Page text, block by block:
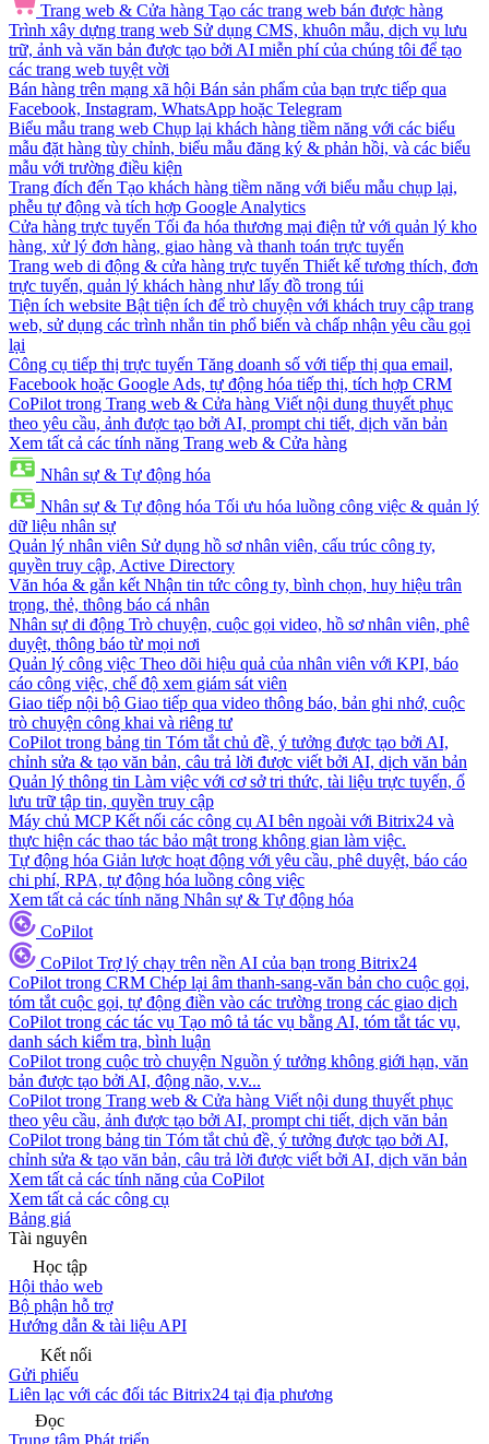
Trang web & Cửa hàng Tạo các trang web bán được hàng
Trình xây dựng trang web Sử dụng CMS, khuôn mẫu, dịch vụ lưu
trữ, ảnh và văn bản được tạo bởi AI miễn phí của chúng tôi để tạo
các trang web tuyệt vời
Bán hàng trên mạng xã hội Bán sản phẩm của bạn trực tiếp qua
Facebook, Instagram, WhatsApp hoặc Telegram
Biểu mẫu trang web Chụp lại khách hàng tiềm năng với các biểu
mẫu đặt hàng tùy chỉnh, biểu mẫu đăng ký & phản hồi, và các biểu
mẫu với trường điều kiện
Trang đích đến Tạo khách hàng tiềm năng với biểu mẫu chụp lại,
phễu tự động và tích hợp Google Analytics
Cửa hàng trực tuyến Tối đa hóa thương mại điện tử với quản lý kho
hàng, xử lý đơn hàng, giao hàng và thanh toán trực tuyến
Trang web di động & cửa hàng trực tuyến Thiết kế tương thích, đơn
trực tuyến, quản lý khách hàng như lấy đồ trong túi
Tiện ích website Bật tiện ích để trò chuyện với khách truy cập trang
web, sử dụng các trình nhắn tin phổ biến và chấp nhận yêu cầu gọi
lại
Công cụ tiếp thị trực tuyến Tăng doanh số với tiếp thị qua email,
Facebook hoặc Google Ads, tự động hóa tiếp thị, tích hợp CRM
CoPilot trong Trang web & Cửa hàng Viết nội dung thuyết phục
theo yêu cầu, ảnh được tạo bởi AI, prompt chi tiết, dịch văn bản
Xem tất cả các tính năng Trang web & Cửa hàng
Nhân sự & Tự động hóa
Nhân sự & Tự động hóa Tối ưu hóa luồng công việc & quản lý
dữ liệu nhân sự
Quản lý nhân viên Sử dụng hồ sơ nhân viên, cấu trúc công ty,
quyền truy cập, Active Directory
Văn hóa & gắn kết Nhận tin tức công ty, bình chọn, huy hiệu trân
trọng, thẻ, thông báo cá nhân
Nhân sự di động Trò chuyện, cuộc gọi video, hồ sơ nhân viên, phê
duyệt, thông báo từ mọi nơi
Quản lý công việc Theo dõi hiệu quả của nhân viên với KPI, báo
cáo công việc, chế độ xem giám sát viên
Giao tiếp nội bộ Giao tiếp qua video thông báo, bản ghi nhớ, cuộc
trò chuyện công khai và riêng tư
CoPilot trong bảng tin Tóm tắt chủ đề, ý tưởng được tạo bởi AI,
chỉnh sửa & tạo văn bản, câu trả lời được viết bởi AI, dịch văn bản
Quản lý thông tin Làm việc với cơ sở tri thức, tài liệu trực tuyến, ổ
lưu trữ tập tin, quyền truy cập
Máy chủ MCP Kết nối các công cụ AI bên ngoài với Bitrix24 và
thực hiện các thao tác bảo mật trong không gian làm việc.
Tự động hóa Giản lược hoạt động với yêu cầu, phê duyệt, báo cáo
chi phí, RPA, tự động hóa luồng công việc
Xem tất cả các tính năng Nhân sự & Tự động hóa
CoPilot
CoPilot Trợ lý chạy trên nền AI của bạn trong Bitrix24
CoPilot trong CRM Chép lại âm thanh-sang-văn bản cho cuộc gọi,
tóm tắt cuộc gọi, tự động điền vào các trường trong các giao dịch
CoPilot trong các tác vụ Tạo mô tả tác vụ bằng AI, tóm tắt tác vụ,
danh sách kiểm tra, bình luận
CoPilot trong cuộc trò chuyện Nguồn ý tưởng không giới hạn, văn
bản được tạo bởi AI, động não, v.v...
CoPilot trong Trang web & Cửa hàng Viết nội dung thuyết phục
theo yêu cầu, ảnh được tạo bởi AI, prompt chi tiết, dịch văn bản
CoPilot trong bảng tin Tóm tắt chủ đề, ý tưởng được tạo bởi AI,
chỉnh sửa & tạo văn bản, câu trả lời được viết bởi AI, dịch văn bản
Xem tất cả các tính năng của CoPilot
Xem tất cả các công cụ
Bảng giá
Tài nguyên
Học tập
Hội thảo web
Bộ phận hỗ trợ
Hướng dẫn & tài liệu API
Kết nối
Gửi phiếu
Liên lạc với các đối tác Bitrix24 tại địa phương
Đọc
Trung tâm Phát triển